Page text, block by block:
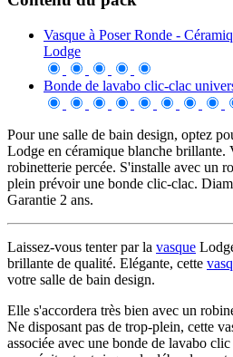
Vasque à Poser Ronde -
Lodge
Bonde de lavabo clic-clac
Pour une salle de bain design, optez
Lodge en céramique blanche brillante.
robinetterie percée. S'installe avec un
plein prévoir une bonde clic-clac.
Garantie 2 ans.
Laissez-vous tenter par la vasque
brillante de qualité. Elégante, cette
votre salle de bain design.
Elle s'accordera très bien avec un
Ne disposant pas de trop-plein, cette
associée avec une bonde de lavabo